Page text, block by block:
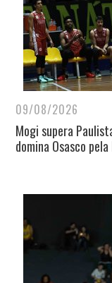
09/08/2026
Mogi supera
domina Osasco